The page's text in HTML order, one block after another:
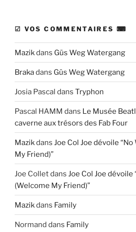
☑ VOS COMMENTAIRES ⌨
Mazikdans Güs Weg Watergang
Brakadans Güs Weg Watergang
Josia Pascal dans Tryphon
Pascal HAMM dans Le Musée
caverne aux trésors des Fab Four
Mazikdans Joe Col Joe dévoile
My Friend)”
Joe Colletdans Joe Col Joe dévoile
(Welcome My Friend)”
Mazikdans Family
Normand dans Family